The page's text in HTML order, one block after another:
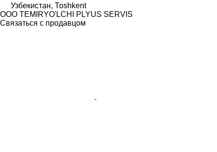
Узбекистан, Тоshkent
OOO TEMIRYO'LCHI PLYUS SERVIS
Связаться с продавцом